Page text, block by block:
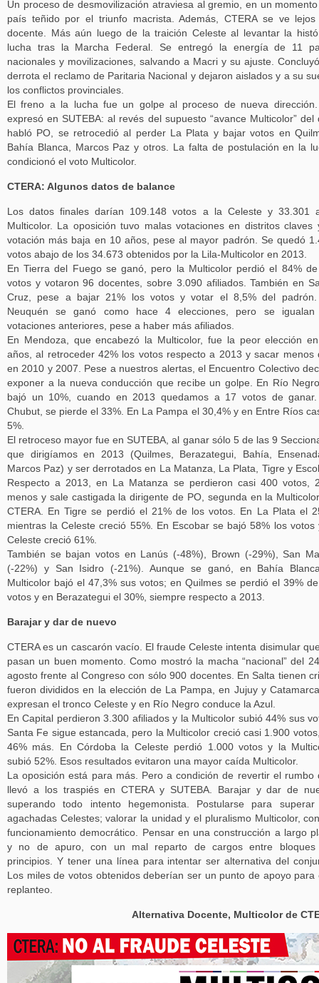
Un proceso de desmovilización atraviesa al gremio, en un
país teñido por el triunfo macrista. Además, CTERA se ve lejos
docente. Más aún luego de la traición Celeste al levantar la
lucha tras la Marcha Federal. Se entregó la energía de 11
nacionales y movilizaciones, salvando a Macri y su ajuste.
derrota el reclamo de Paritaria Nacional y dejaron aislados y a su
los conflictos provinciales.
El freno a la lucha fue un golpe al proceso de nueva
expresó en SUTEBA: al revés del supuesto “avance Multicolor” del
habló PO, se retrocedió al perder La Plata y bajar votos en
Bahía Blanca, Marcos Paz y otros. La falta de postulación en la
condicionó el voto Multicolor.
CTERA: Algunos datos de balance
Los datos finales darían 109.148 votos a la Celeste y 33.301
Multicolor. La oposición tuvo malas votaciones en distritos claves
votación más baja en 10 años, pese al mayor padrón. Se quedó
votos abajo de los 34.673 obtenidos por la Lila-Multicolor en 2013.
En Tierra del Fuego se ganó, pero la Multicolor perdió el 84%
votos y votaron 96 docentes, sobre 3.090 afiliados. También en
Cruz, pese a bajar 21% los votos y votar el 8,5% del
Neuquén se ganó como hace 4 elecciones, pero se igualan
votaciones anteriores, pese a haber más afiliados.
En Mendoza, que encabezó la Multicolor, fue la peor elección
años, al retroceder 42% los votos respecto a 2013 y sacar menos
en 2010 y 2007. Pese a nuestros alertas, el Encuentro Colectivo
exponer a la nueva conducción que recibe un golpe. En Río
bajó un 10%, cuando en 2013 quedamos a 17 votos de
Chubut, se pierde el 33%. En La Pampa el 30,4% y en Entre Ríos
5%.
El retroceso mayor fue en SUTEBA, al ganar sólo 5 de las 9
que dirigíamos en 2013 (Quilmes, Berazategui, Bahía,
Marcos Paz) y ser derrotados en La Matanza, La Plata, Tigre y
Respecto a 2013, en La Matanza se perdieron casi 400 votos,
menos y sale castigada la dirigente de PO, segunda en la
CTERA. En Tigre se perdió el 21% de los votos. En La Plata el
mientras la Celeste creció 55%. En Escobar se bajó 58% los votos
Celeste creció 61%.
También se bajan votos en Lanús (-48%), Brown (-29%), San
(-22%) y San Isidro (-21%). Aunque se ganó, en Bahía
Multicolor bajó el 47,3% sus votos; en Quilmes se perdió el 39%
votos y en Berazategui el 30%, siempre respecto a 2013.
Barajar y dar de nuevo
CTERA es un cascarón vacío. El fraude Celeste intenta disimular
pasan un buen momento. Como mostró la macha “nacional” del
agosto frente al Congreso con sólo 900 docentes. En Salta tienen
fueron divididos en la elección de La Pampa, en Jujuy y
expresan el tronco Celeste y en Río Negro conduce la Azul.
En Capital perdieron 3.300 afiliados y la Multicolor subió 44% sus
Santa Fe sigue estancada, pero la Multicolor creció casi 1.900
46% más. En Córdoba la Celeste perdió 1.000 votos y la
subió 52%. Esos resultados evitaron una mayor caída Multicolor.
La oposición está para más. Pero a condición de revertir el rumbo
llevó a los traspiés en CTERA y SUTEBA. Barajar y dar de
superando todo intento hegemonista. Postularse para superar
agachadas Celestes; valorar la unidad y el pluralismo Multicolor,
funcionamiento democrático. Pensar en una construcción a largo
y no de apuro, con un mal reparto de cargos entre bloques
principios. Y tener una línea para intentar ser alternativa del
Los miles de votos obtenidos deberían ser un punto de apoyo para
replanteo.
Alternativa Docente, Multicolor de